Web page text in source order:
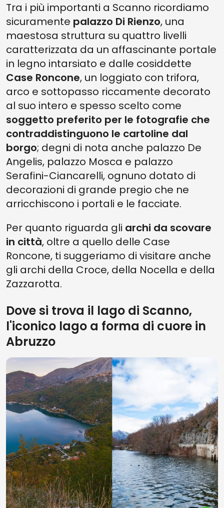
Tra i più importanti a Scanno ricordiamo
sicuramente palazzo Di Rienzo, una
maestosa struttura su quattro livelli
caratterizzata da un affascinante portale
in legno intarsiato e dalle cosiddette
Case Roncone, un loggiato con trifora,
arco e sottopasso riccamente decorato
al suo intero e spesso scelto come
soggetto preferito per le fotografie che
contraddistinguono le cartoline dal
borgo; degni di nota anche palazzo De
Angelis, palazzo Mosca e palazzo
Serafini-Ciancarelli, ognuno dotato di
decorazioni di grande pregio che ne
arricchiscono i portali e le facciate.
Per quanto riguarda gli archi da scovare
in città, oltre a quello delle Case
Roncone, ti suggeriamo di visitare anche
gli archi della Croce, della Nocella e della
Zazzarotta.
Dove si trova il lago di Scanno,
l'iconico lago a forma di cuore in
Abruzzo